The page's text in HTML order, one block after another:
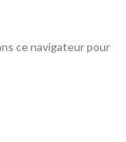
ce navigateur pour